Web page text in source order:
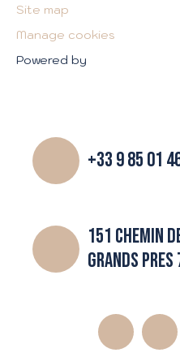
Site map
Manage cookies
Powered by
+33 9 85 01
151 CHEMIN
GRANDS